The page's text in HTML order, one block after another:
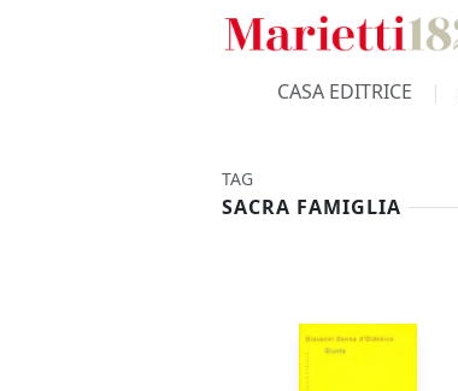
CASA EDITRICE
TAG
SACRA FAMIGLIA